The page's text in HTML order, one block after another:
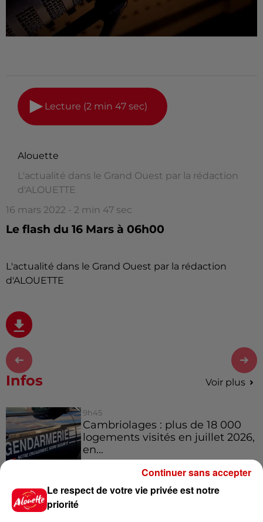
Lecture (2 min 47 sec)
Alouette
L'actualité dans le Grand Ouest par la rédaction
d'ALOUETTE
16 mars 2022 - 2 min 47 sec
Le flash du 16 Mars à 06h00
L'actualité dans le Grand Ouest par la rédaction
d'ALOUETTE
Infos Voir plus
9h45
Cambriolages : plus de 18 000
logements visités en juillet 2026,
en...
7 août 2026
Le respect de votre vie privée est notre
priorité
Continuer sans accepter